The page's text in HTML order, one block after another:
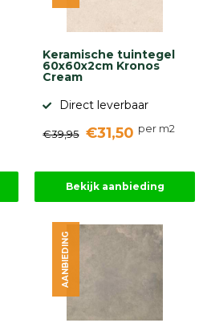
Keramische tuintegel
60x60x2cm Kronos
Cream
Direct leverbaar
€39,95 €31,50 per m2
Bekijk aanbieding
AANBIEDING